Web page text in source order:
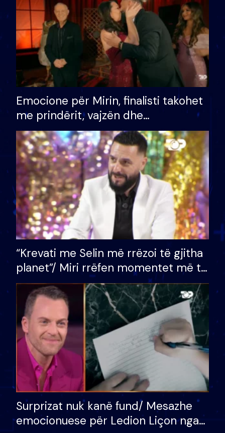
Emocione për Mirin, finalisti takohet
me prindërit, vajzën dhe
bashkëshorten: S’kemi ndonjë letër
divorci apo jo?
“Krevati me Selin më rrëzoi të gjitha
planet”/ Miri rrëfen momentet më të
bukura në shtëpinë e BB VIP: Do më
mungojë zilja e mëngjesit kur…
Surprizat nuk kanë fund/ Mesazhe
emocionuese për Ledion Liçon nga